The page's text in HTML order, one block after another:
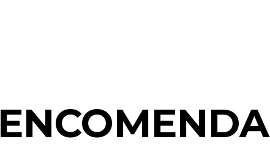
ENCOMENDA